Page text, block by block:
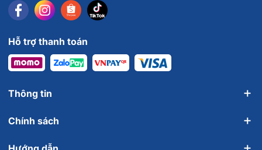
Hỗ trợ thanh toán
Thông tin
Chính sách